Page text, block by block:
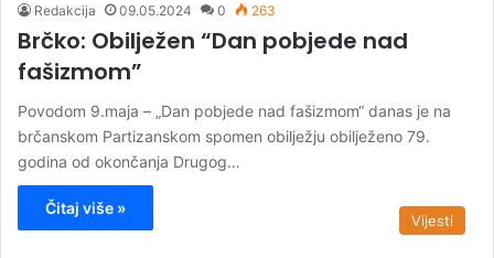
Redakcija 09.05.2024 0 263
Brčko: Obilježen “Dan pobjede nad
fašizmom”
Povodom 9.maja – „Dan pobjede nad fašizmom“ danas je na
brčanskom Partizanskom spomen obilježju obilježeno 79.
godina od okončanja Drugog…
Čitaj više »
Vijesti